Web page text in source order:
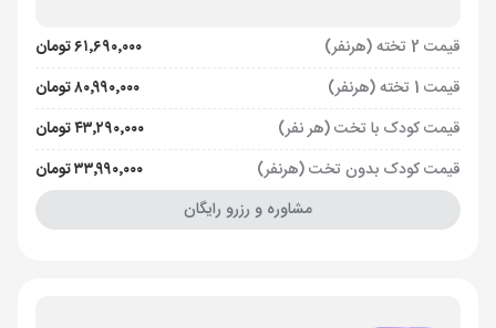
قیمت 2 تخته (هرنفر)
۶۱٬۶۹۰٬۰۰۰ تومان
قیمت 1 تخته (هرنفر)
۸۰٬۹۹۰٬۰۰۰ تومان
قیمت کودک با تخت (هر نفر)
۴۳٬۲۹۰٬۰۰۰ تومان
قیمت کودک بدون تخت (هرنفر)
۳۳٬۹۹۰٬۰۰۰ تومان
مشاوره و رزرو رایگان